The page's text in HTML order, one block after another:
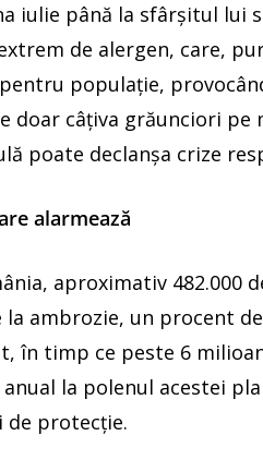
iulie până la sfârșitul lui
de alergen, care,
populație,
doar câțiva grăunciori
poate declanșa crize
alarmează
aproximativ 482.000
la ambrozie, un procent
în timp ce peste 6
anual la polenul acestei
de protecție.